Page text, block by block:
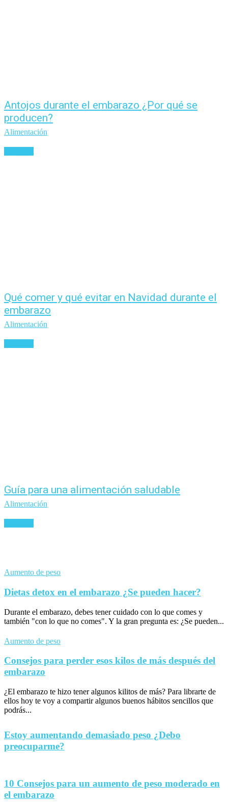
Antojos durante el embarazo ¿Por qué se
producen?
Alimentación
Qué comer y qué evitar en Navidad durante el
embarazo
Alimentación
Guía para una alimentación saludable
Alimentación
Aumento de peso
Dietas detox en el embarazo ¿Se pueden hacer?
Durante el embarazo, debes tener cuidado con lo que comes y
también "con lo que no comes". Y la gran pregunta es: ¿Se pueden...
Aumento de peso
Consejos para perder esos kilos de más después del
embarazo
¿El embarazo te hizo tener algunos kilitos de más? Para librarte de
ellos hoy te voy a compartir algunos buenos hábitos sencillos que
podrás...
Estoy aumentando demasiado peso ¿Debo
preocuparme?
10 Consejos para un aumento de peso moderado en
el embarazo